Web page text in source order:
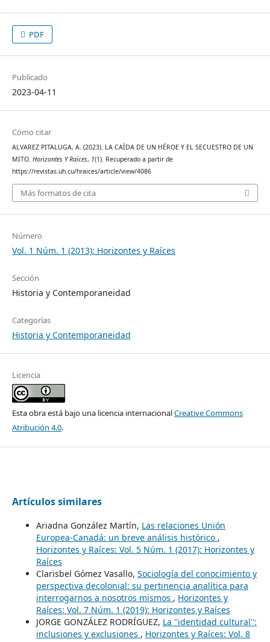
PDF
Publicado
2023-04-11
Cómo citar
ALVAREZ PITALUGA, A. (2023). LA CAÍDA DE UN HÉROE Y EL SECUESTRO DE UN
MITO. Horizontes Y Raíces, 1(1). Recuperado a partir de
https://revistas.uh.cu/hraices/article/view/4086
Más formatos de cita
Número
Vol. 1 Núm. 1 (2013): Horizontes y Raíces
Sección
Historia y Contemporaneidad
Categorías
Historia y Contemporaneidad
Licencia
Esta obra está bajo una licencia internacionalCreative Commons
Atribución 4.0.
Artículos similares
Ariadna González Martín, Las relaciones Unión
Europea-Canadá: un breve análisis histórico ,
Horizontes y Raíces: Vol. 5 Núm. 1 (2017): Horizontes y
Raíces
Clarisbel Gómez Vasallo, Sociología del conocimiento y
perspectiva decolonial: su pertinencia analítica para
interrogarnos a nosotros mismos , Horizontes y
Raíces: Vol. 7 Núm. 1 (2019): Horizontes y Raíces
JORGE GONZÁLEZ RODRÍGUEZ, La ''identidad cultural'':
inclusiones y exclusiones , Horizontes y Raíces: Vol. 8